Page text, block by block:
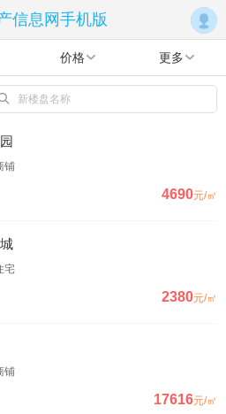
信息网手机版
价格 更多
新楼盘名称
铺
4690元/㎡
宅
2380元/㎡
铺
17616元/㎡